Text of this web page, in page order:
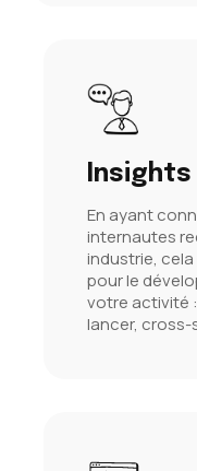
En ayant
internautes
industrie,
pour le
votre activité
lancer, cross-